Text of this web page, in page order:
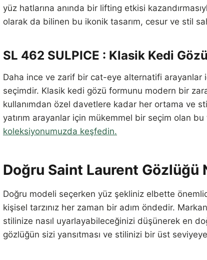
yüz hatlarına anında bir lifting etkisi
olarak da bilinen bu ikonik tasarım, cesur ve stil
SL 462 SULPICE : Klasik Kedi
Daha ince ve zarif bir cat-eye alternatifi arayanlar
seçimdir. Klasik kedi gözü formunu modern bir
kullanımdan özel davetlere kadar her ortama ve
yatırım arayanlar için mükemmel bir seçim olan
koleksiyonumuzda keşfedin.
Doğru Saint Laurent Gözlüğü
Doğru modeli seçerken yüz şekliniz elbette
kişisel tarzınız her zaman bir adım öndedir.
stilinize nasıl uyarlayabileceğinizi düşünerek en
gözlüğün sizi yansıtması ve stilinizi bir üst seviyeye